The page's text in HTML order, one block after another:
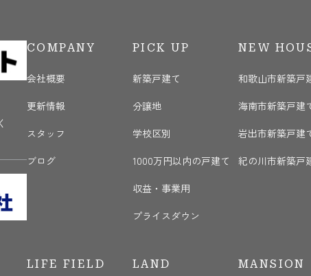
COMPANY
会社概要
更新情報
スタッフ
ブログ
PICK UP
新築戸建て
分譲地
学校区別
1000万円以内の戸建て
収益・事業用
プライスダウン
NEW
和歌山市新築戸
海南市新築戸建
岩出市新築戸建
紀の川市新築戸
LIFE FIELD LAND MANSION